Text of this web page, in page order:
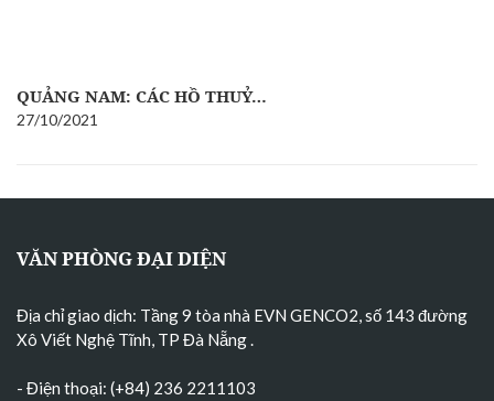
QUẢNG NAM: CÁC HỒ THUỶ…
27/10/2021
VĂN PHÒNG ĐẠI DIỆN
Địa chỉ giao dịch: Tầng 9 tòa nhà EVN GENCO2, số 143 đường
Xô Viết Nghệ Tĩnh, TP Đà Nẵng
- Điện thoại: (+84) 236 2211103